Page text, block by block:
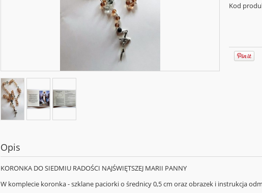
Kod
Opis
KORONKA DO SIEDMIU RADOŚCI NAJŚWIĘTSZEJ MARII PANNY
W komplecie koronka - szklane paciorki o średnicy 0,5 cm oraz obrazek i instrukcja